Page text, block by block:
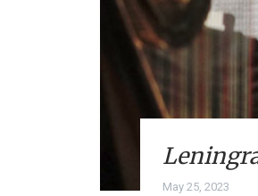
May 25, 2023